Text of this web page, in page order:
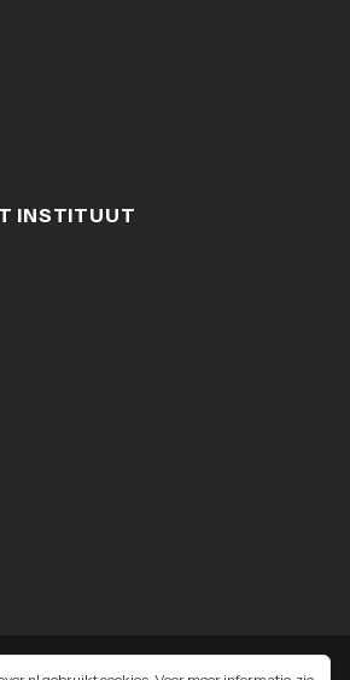
zelf in elkaar te zetten
cmINSTITUUT